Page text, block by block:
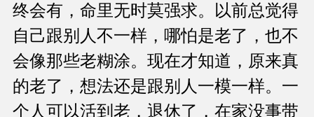
终会有，命里无时莫强求。以前总觉得
自己跟别人不一样，哪怕是老了，也不
会像那些老糊涂。现在才知道，原来真
的老了，想法还是跟别人一模一样。一
个人可以活到老，退休了，在家没事带